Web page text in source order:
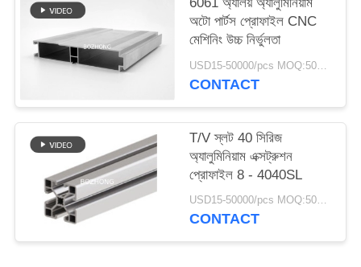
6061 অ্যালয় অ্যালুমিনিয়াম
অটো পার্টস প্রোফাইল CNC
মেশিনিং উচ্চ নির্ভুলতা
USD15-50000/pcs MOQ:500 কেজি
CONTACT
T/V স্লট 40 সিরিজ
অ্যালুমিনিয়াম এক্সট্রুশন
প্রোফাইল 8 - 4040SL
USD15-50000/pcs MOQ:500 কেজি
CONTACT